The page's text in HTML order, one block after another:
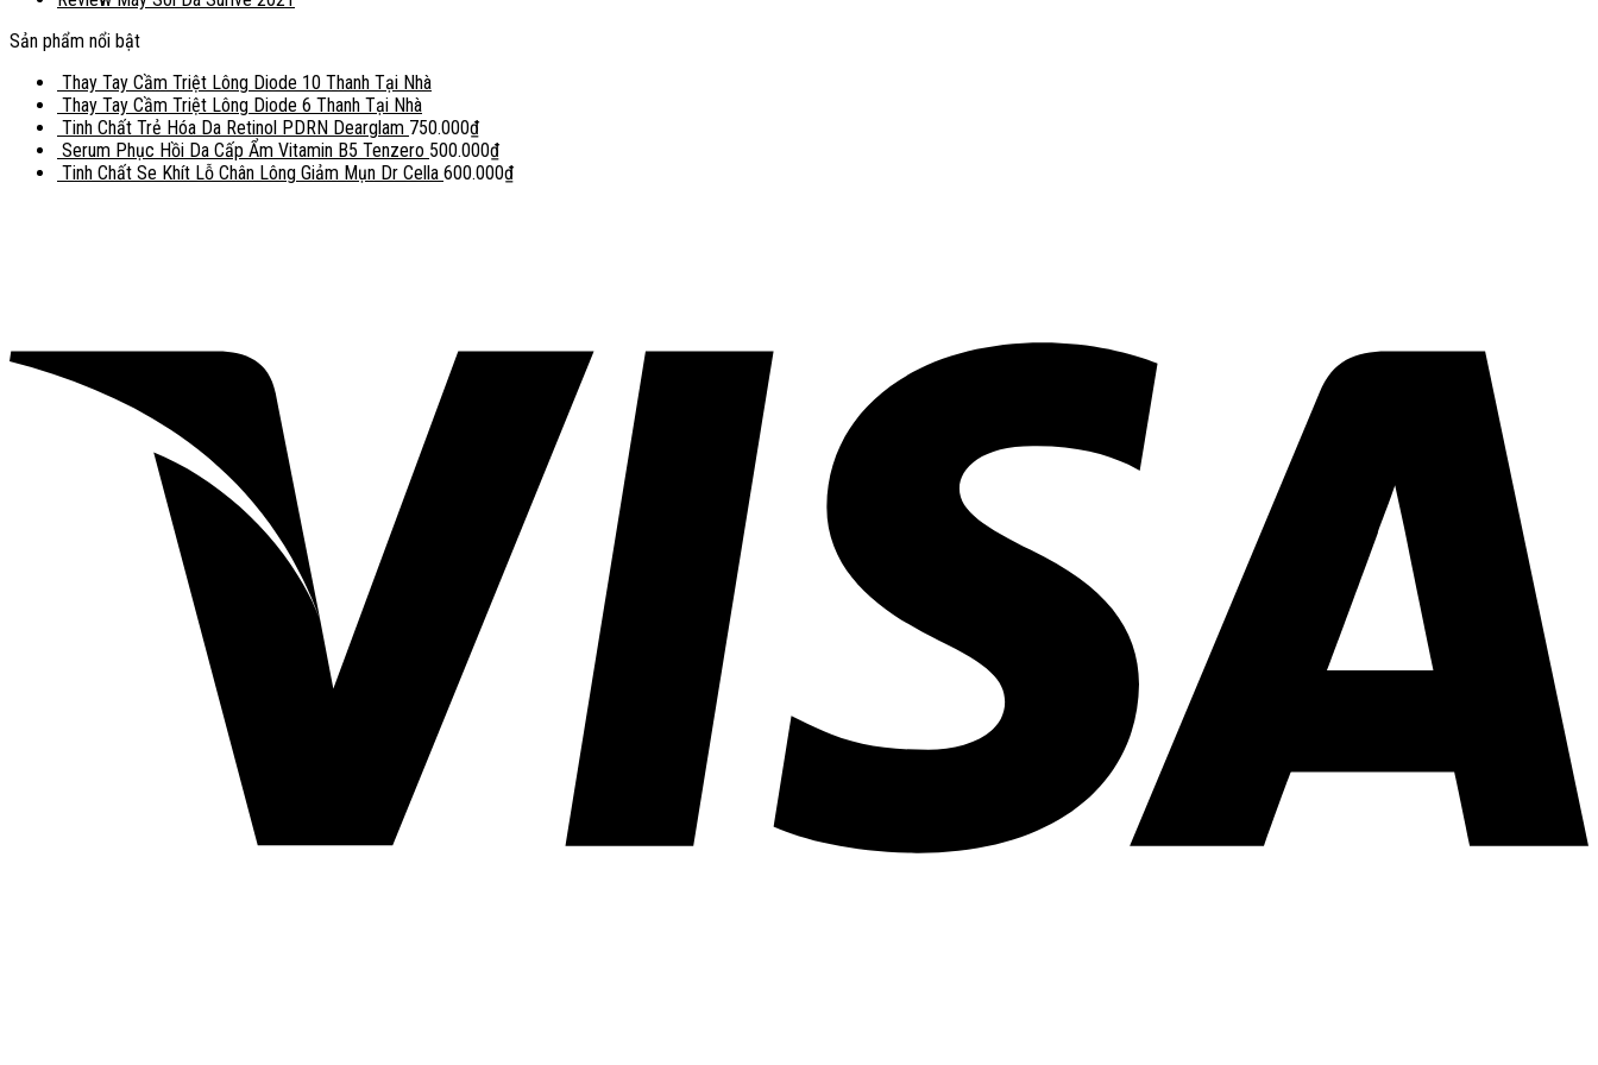
Sản phẩm nổi bật
Thay Tay Cầm Triệt Lông Diode 10 Thanh Tại Nhà
Thay Tay Cầm Triệt Lông Diode 6 Thanh Tại Nhà
Tinh Chất Trẻ Hóa Da Retinol PDRN Dearglam 750.000₫
Serum Phục Hồi Da Cấp Ẩm Vitamin B5 Tenzero 500.000₫
Tinh Chất Se Khít Lỗ Chân Lông Giảm Mụn Dr Cella 600.000₫